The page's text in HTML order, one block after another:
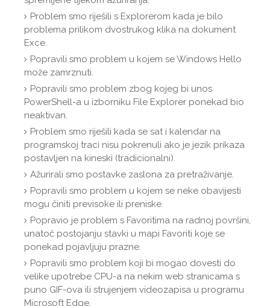
Problem smo riješili s Explorerom kada je bilo
problema prilikom dvostrukog klika na dokument
Exce.
Popravili smo problem u kojem se Windows Hello
može zamrznuti.
Popravili smo problem zbog kojeg bi unos
PowerShell-a u izborniku File Explorer ponekad bio
neaktivan.
Problem smo riješili kada se sat i kalendar na
programskoj traci nisu pokrenuli ako je jezik prikaza
postavljen na kineski (tradicionalni).
Ažurirali smo postavke zaslona za pretraživanje.
Popravili smo problem u kojem se neke obavijesti
mogu činiti previsoke ili preniske.
Popravio je problem s Favoritima na radnoj površini,
unatoč postojanju stavki u mapi Favoriti koje se
ponekad pojavljuju prazne.
Popravili smo problem koji bi mogao dovesti do
velike upotrebe CPU-a na nekim web stranicama s
puno GIF-ova ili strujenjem videozapisa u programu
Microsoft Edge.